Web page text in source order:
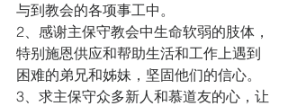
与到教会的各项事工中。
2、感谢主保守教会中生命软弱的肢体，
特别施恩供应和帮助生活和工作上遇到
困难的弟兄和姊妹，坚固他们的信心。
3、求主保守众多新人和慕道友的心，让